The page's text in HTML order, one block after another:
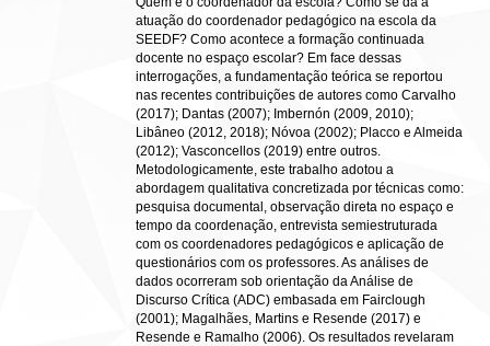
atuação do coordenador pedagógico na escola da
SEEDF? Como acontece a formação continuada
docente no espaço escolar? Em face dessas
interrogações, a fundamentação teórica se reportou
nas recentes contribuições de autores como Carvalho
(2017); Dantas (2007); Imbernón (2009, 2010);
Libâneo (2012, 2018); Nóvoa (2002); Placco e Almeida
(2012); Vasconcellos (2019) entre outros.
Metodologicamente, este trabalho adotou a
abordagem qualitativa concretizada por técnicas como:
pesquisa documental, observação direta no espaço e
tempo da coordenação, entrevista semiestruturada
com os coordenadores pedagógicos e aplicação de
questionários com os professores. As análises de
dados ocorreram sob orientação da Análise de
Discurso Crítica (ADC) embasada em Fairclough
(2001); Magalhães, Martins e Resende (2017) e
Resende e Ramalho (2006). Os resultados revelaram